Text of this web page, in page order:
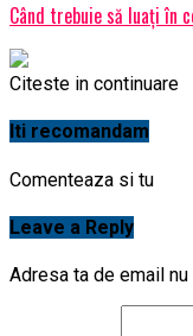
Când trebuie să luați în
Citeste in continuare
Iti recomandam
Comenteaza si tu
Leave a Reply
Adresa ta de email